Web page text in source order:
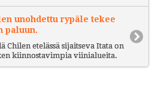
unohdettu rypäle tekee
paluun.
Chilen etelässä sijaitseva Itata on
kiinnostavimpia viinialueita.